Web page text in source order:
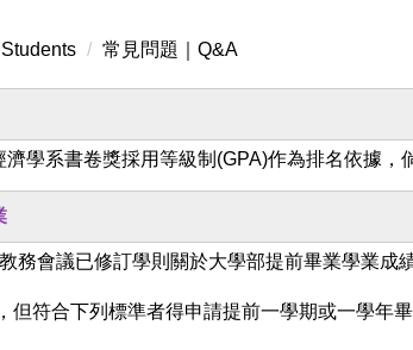
常見問題｜Q&A
濟學系書卷獎採用等級制(GPA)作為排名依據，
務會議已修訂學則關於大學部提前畢業學業成
但符合下列標準者得申請提前一學期或一學年畢